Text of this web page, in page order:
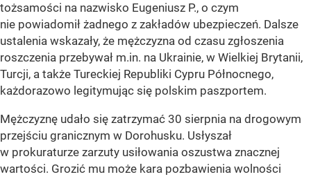
tożsamości na nazwisko Eugeniusz P., o czym
nie powiadomił żadnego z zakładów ubezpieczeń. Dalsze
ustalenia wskazały, że mężczyzna od czasu zgłoszenia
roszczenia przebywał m.in. na Ukrainie, w Wielkiej Brytanii,
Turcji, a także Tureckiej Republiki Cypru Północnego,
każdorazowo legitymując się polskim paszportem.
Mężczyznę udało się zatrzymać 30 sierpnia na drogowym
przejściu granicznym w Dorohusku. Usłyszał
w prokuraturze zarzuty usiłowania oszustwa znacznej
wartości. Grozić mu może kara pozbawienia wolności